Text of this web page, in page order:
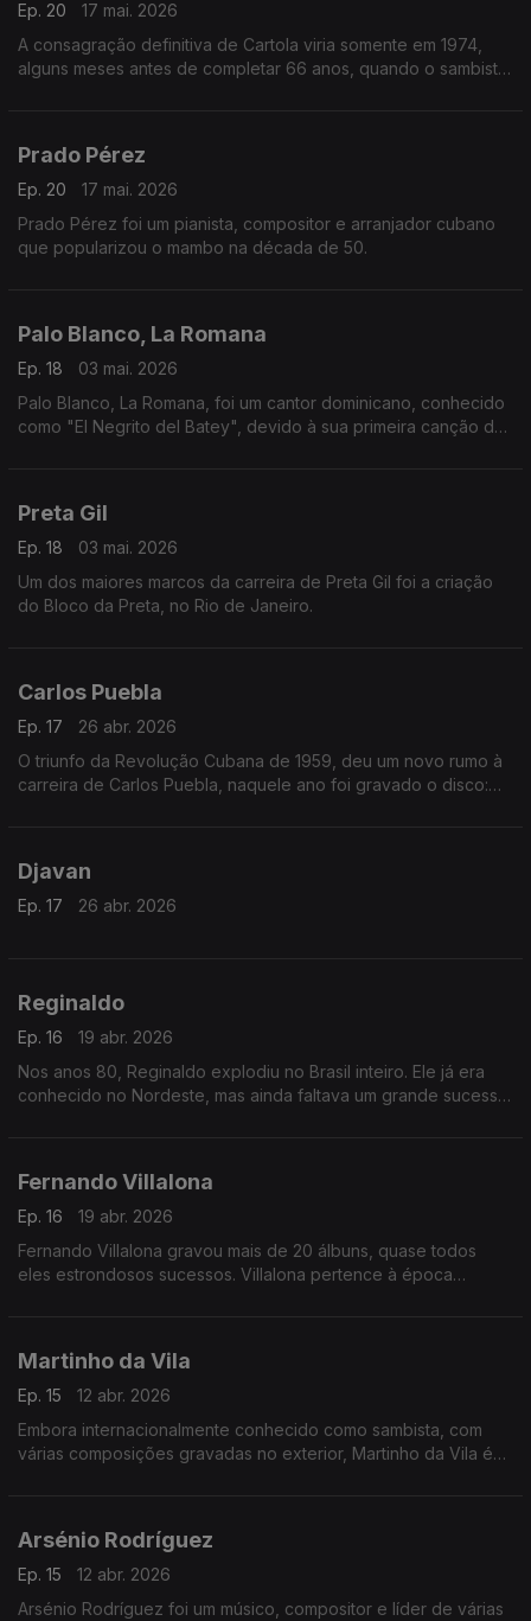
Ep. 20
17 mai. 2026
A consagração definitiva de Cartola viria somente em 1974,
alguns meses antes de completar 66 anos, quando o sambista
Prado Pérez
Ep. 20
17 mai. 2026
Prado Pérez foi um pianista, compositor e arranjador cubano
que popularizou o mambo na década de 50.
Palo Blanco, La Romana
Ep. 18
03 mai. 2026
Palo Blanco, La Romana, foi um cantor dominicano, conhecido
como "El Negrito del Batey", devido à sua primeira canção de
Preta Gil
Ep. 18
03 mai. 2026
Um dos maiores marcos da carreira de Preta Gil foi a criação
do Bloco da Preta, no Rio de Janeiro.
Carlos Puebla
Ep. 17
26 abr. 2026
O triunfo da Revolução Cubana de 1959, deu um novo rumo à
carreira de Carlos Puebla, naquele ano foi gravado o disco:
Djavan
Ep. 17 26 abr. 2026
Reginaldo
Ep. 16
19 abr. 2026
Nos anos 80, Reginaldo explodiu no Brasil inteiro. Ele já era
conhecido no Nordeste, mas ainda faltava um grande sucesso
Fernando Villalona
Ep. 16
19 abr. 2026
Fernando Villalona gravou mais de 20 álbuns, quase todos
eles estrondosos sucessos. Villalona pertence à época
Martinho da Vila
Ep. 15
12 abr. 2026
Embora internacionalmente conhecido como sambista, com
várias composições gravadas no exterior, Martinho da Vila é
Arsénio Rodríguez
Ep. 15
12 abr. 2026
Arsénio Rodríguez foi um músico, compositor e líder de várias